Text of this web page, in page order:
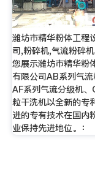
潍坊市精华粉体工程
司,粉碎机,气流粉碎
您展示潍坊市精华粉
有限公司AB系列气流
AF系列气流分级机、
粒干洗机以全新的专
进的专有技术在国内
业保持先进地位。：